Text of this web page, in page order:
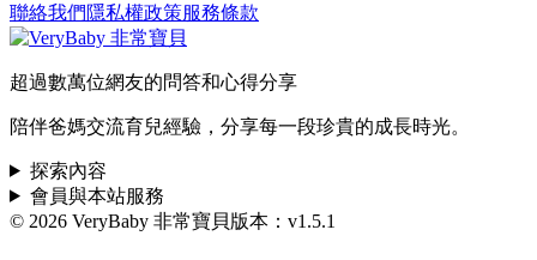
聯絡我們 隱私權政策服務條款
超過數萬位網友的問答和心得分享
陪伴爸媽交流育兒經驗，分享每一段珍貴的成長時光。
探索內容
會員與本站服務
© 2026 VeryBaby 非常寶貝版本：v1.5.1